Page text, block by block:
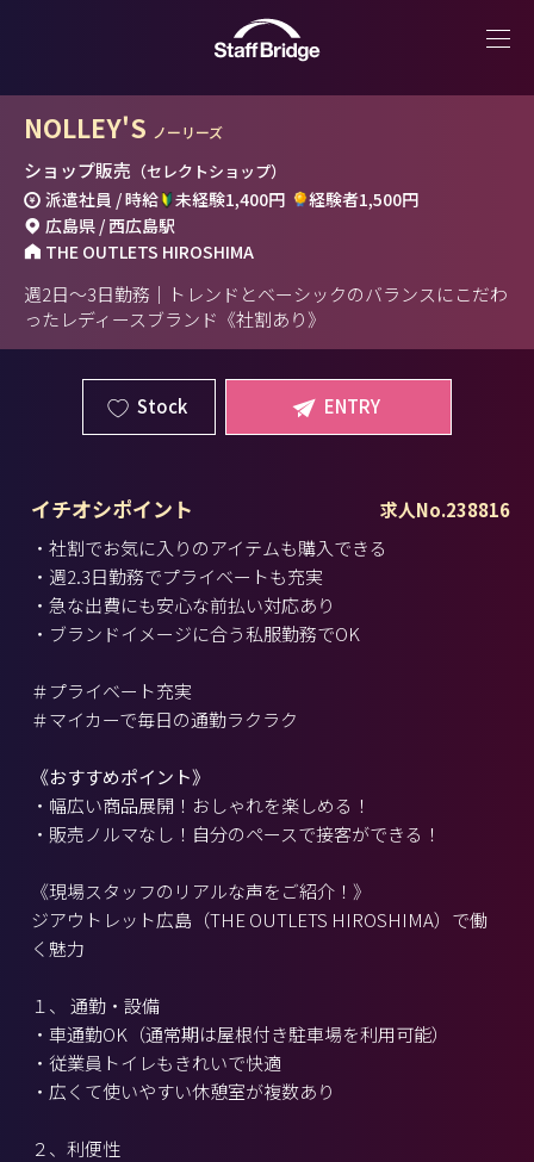
NOLLEY'S ノーリーズ
ショップ販売 （セレクトショップ）
派遣社員 / 時給 未経験1,400円
経験者1,500円
広島県 / 西広島駅
THE OUTLETS HIROSHIMA
週2日～3日勤務｜トレンドとベーシックのバランスにこだわ
ったレディースブランド《社割あり》
Stock ENTRY
求人No.238816
イチオシポイント
・社割でお気に入りのアイテムも購入できる
・週2.3日勤務でプライベートも充実
・急な出費にも安心な前払い対応あり
・ブランドイメージに合う私服勤務でOK
＃プライベート充実
＃マイカーで毎日の通勤ラクラク
《おすすめポイント》
・幅広い商品展開！おしゃれを楽しめる！
・販売ノルマなし！自分のペースで接客ができる！
《現場スタッフのリアルな声をご紹介！》
ジアウトレット広島（THE OUTLETS HIROSHIMA）で働
く魅力
１、 通勤・設備
・車通勤OK（通常期は屋根付き駐車場を利用可能）
・従業員トイレもきれいで快適
・広くて使いやすい休憩室が複数あり
２、利便性